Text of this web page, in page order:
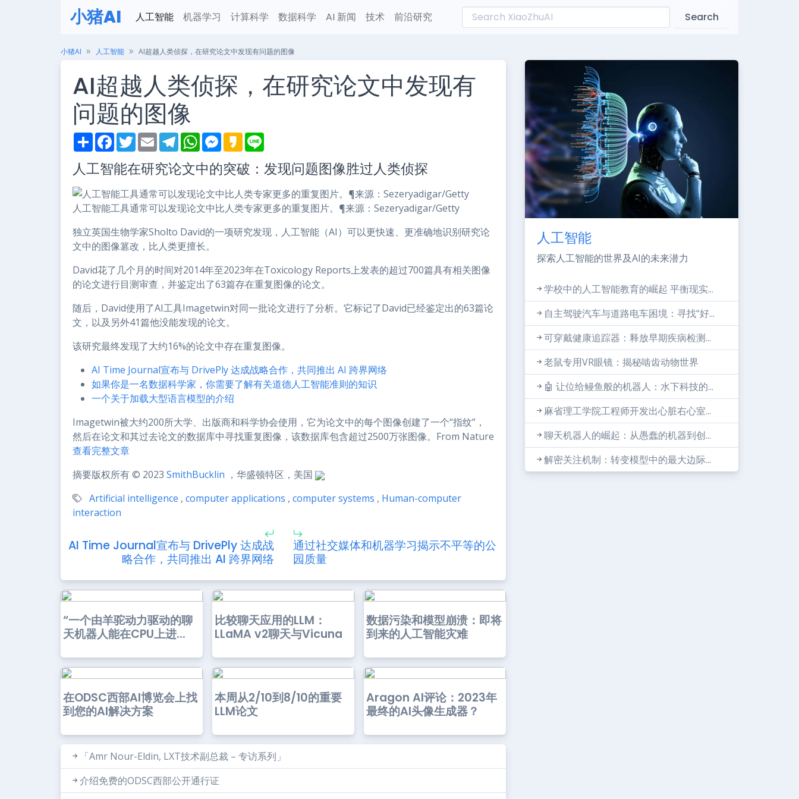
小猪AI 人工智能 机器学习 计算科学 数据科学 AI 新闻 技术 前沿研究 Search
小猪AI 人工智能 AI超越人类侦探，在研究论文中发现有问题的图像
AI超越人类侦探，在研究论文中发现有
问题的图像
S
h
r
e
F
a
e
b
o
k
T
w
t
t
r
E
m
i
l
T
e
e
g
a
m
W
h
t
s
p
p
M
e
s
e
g
e
r
K
a
a
o
e
人工智能在研究论文中的突破：发现问题图像胜过人类侦探
人工智能工具通常可以发现论文中比人类专家更多的重复图片。¶来源：Sezeryadigar/Getty
独立英国生物学家Sholto David的一项研究发现，人工智能（AI）可以更快速、更准确地识别研究论
文中的图像篡改，比人类更擅长。
David花了几个月的时间对2014年至2023年在Toxicology Reports上发表的超过700篇具有相关图像
的论文进行目测审查，并鉴定出了63篇存在重复图像的论文。
随后，David使用了AI工具Imagetwin对同一批论文进行了分析。它标记了David已经鉴定出的63篇论
文，以及另外41篇他没能发现的论文。
该研究最终发现了大约16%的论文中存在重复图像。
AI Time Journal宣布与 DrivePly 达成战略合作，共同推出 AI 跨界网络
如果你是一名数据科学家，你需要了解有关道德人工智能准则的知识
一个关于加载大型语言模型的介绍
Imagetwin被大约200所大学、出版商和科学协会使用，它为论文中的每个图像创建了一个“指纹”，
然后在论文和其过去论文的数据库中寻找重复图像，该数据库包含超过2500万张图像。From Nature
查看完整文章
摘要版权所有 © 2023 SmithBucklin ，华盛顿特区，美国
Artificial intelligence , computer applications , computer systems , Human-computer
interaction
AI Time Journal宣布与 DrivePly 达成战
略合作，共同推出 AI 跨界网络
通过社交媒体和机器学习揭示不平等的公
园质量
“一个由羊驼动力驱动的聊
天机器人能在CPU上进...
比较聊天应用的LLM：
LLaMA v2聊天与Vicuna
数据污染和模型崩溃：即将
到来的人工智能灾难
在ODSC西部AI博览会上找
到您的AI解决方案
本周从2/10到8/10的重要
LLM论文
Aragon AI评论：2023年
最终的AI头像生成器？
「Amr Nour-Eldin, LXT技术副总裁 – 专访系列」
介绍免费的ODSC西部公开通行证
人工智能
探索人工智能的世界及AI的未来潜力
学校中的人工智能教育的崛起 平衡现实...
自主驾驶汽车与道路电车困境：寻找“好...
可穿戴健康追踪器：释放早期疾病检测...
老鼠专用VR眼镜：揭秘啮齿动物世界
🤖 让位给鳗鱼般的机器人：水下科技的...
麻省理工学院工程师开发出心脏右心室...
聊天机器人的崛起：从愚蠢的机器到创...
解密关注机制：转变模型中的最大边际...